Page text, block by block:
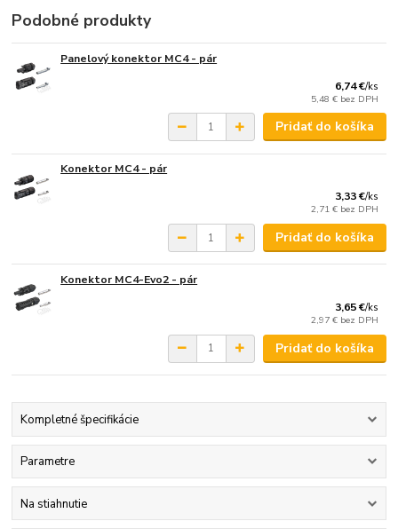
Podobné produkty
Panelový konektor MC4 - pár
6,74 €/ks
5,48 € bez DPH
Pridať do košíka
Konektor MC4 - pár
3,33 €/ks
2,71 € bez DPH
Pridať do košíka
Konektor MC4-Evo2 - pár
3,65 €/ks
2,97 € bez DPH
Pridať do košíka
Kompletné špecifikácie
Parametre
Na stiahnutie